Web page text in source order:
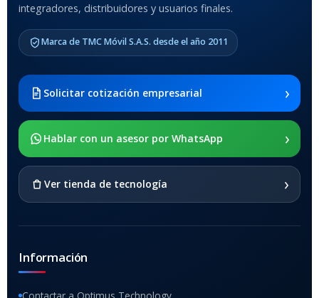
integradores, distribuidores y usuarios finales.
Marca de TMC Móvil S.A.S. desde el año 2011
Solicitar cotización empresarial ›
Hablar con un asesor por WhatsApp ›
Ver tienda de tecnología ›
Información
Contactar a Optimus Technology